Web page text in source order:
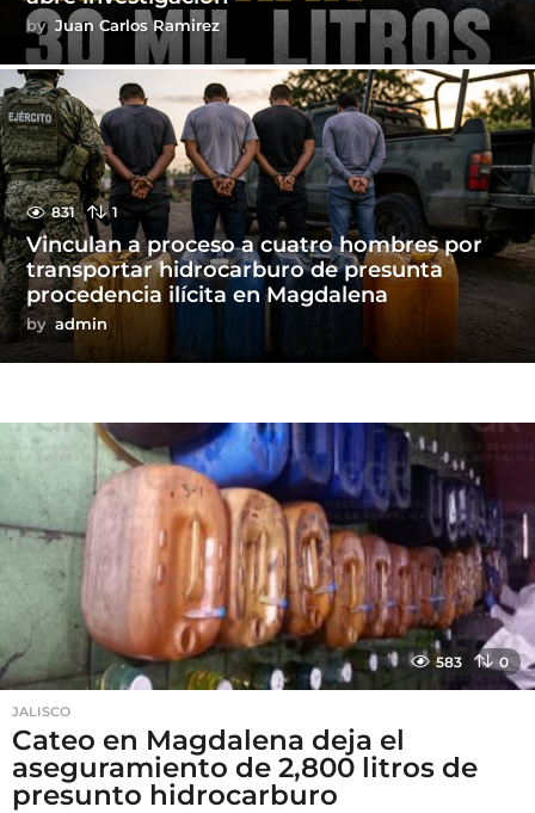
by Juan Carlos Ramirez
831 1
Vinculan a proceso a cuatro hombres por
transportar hidrocarburo de presunta
procedencia ilícita en Magdalena
by admin
583 0
JALISCO
Cateo en Magdalena deja el
aseguramiento de 2,800 litros de
presunto hidrocarburo